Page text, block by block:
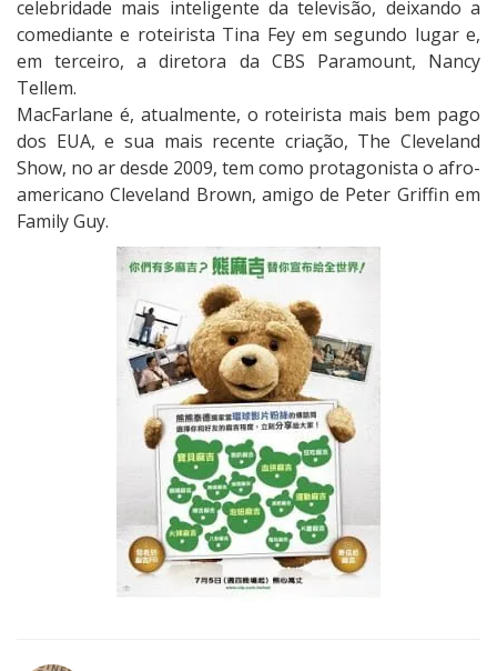
celebridade mais inteligente da televisão, deixando a
comediante e roteirista Tina Fey em segundo lugar e,
em terceiro, a diretora da CBS Paramount, Nancy
Tellem.
MacFarlane é, atualmente, o roteirista mais bem pago
dos EUA, e sua mais recente criação, The Cleveland
Show, no ar desde 2009, tem como protagonista o afro-
americano Cleveland Brown, amigo de Peter Griffin em
Family Guy.